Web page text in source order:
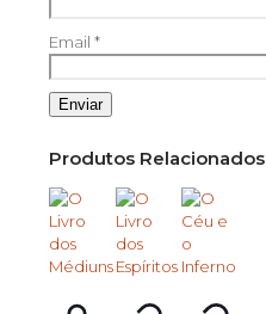
Email *
Produtos Relacionados